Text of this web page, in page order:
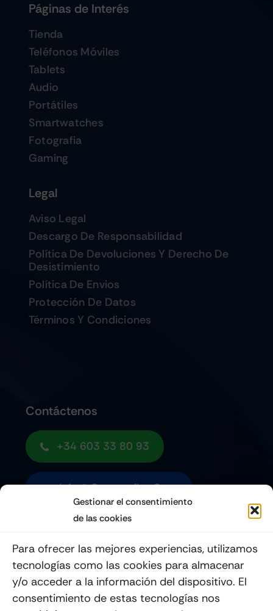
Gestionar el consentimiento
de las cookies
Para ofrecer las mejores experiencias, utilizamos
tecnologías como las cookies para almacenar
y/o acceder a la información del dispositivo. El
consentimiento de estas tecnologías nos
Páginas de Interés
Tienda
Teléfonos Móviles
Tablets
Audio
Portátiles
Smartwatches
Fotografia
Gaming
Legal
Aviso Legal
Descargo De Responsabilidad
Política De Devoluciones Y Derecho De
Desistimiento
Política De Envios
Protección De Datos
Términos Y Condiciones
Contáctenos
+34 603 33 80 93
Info@quemoviles.com
Enviar